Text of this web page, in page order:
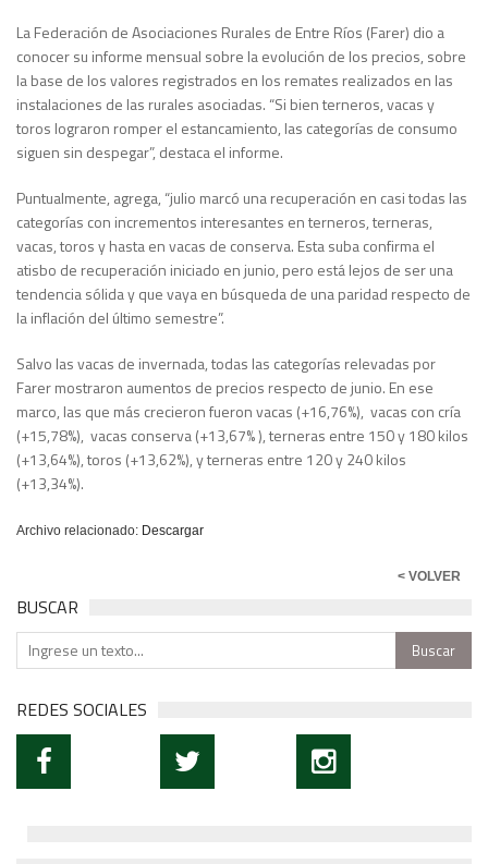
La Federación de Asociaciones Rurales de Entre Ríos (Farer) dio a
conocer su informe mensual sobre la evolución de los precios, sobre
la base de los valores registrados en los remates realizados en las
instalaciones de las rurales asociadas. “Si bien terneros, vacas y
toros lograron romper el estancamiento, las categorías de consumo
siguen sin despegar”, destaca el informe.
Puntualmente, agrega, “julio marcó una recuperación en casi todas las
categorías con incrementos interesantes en terneros, terneras,
vacas, toros y hasta en vacas de conserva. Esta suba confirma el
atisbo de recuperación iniciado en junio, pero está lejos de ser una
tendencia sólida y que vaya en búsqueda de una paridad respecto de
la inflación del último semestre”.
Salvo las vacas de invernada, todas las categorías relevadas por
Farer mostraron aumentos de precios respecto de junio. En ese
marco, las que más crecieron fueron vacas (+16,76%), vacas con cría
(+15,78%), vacas conserva (+13,67% ), terneras entre 150 y 180 kilos
(+13,64%), toros (+13,62%), y terneras entre 120 y 240 kilos
(+13,34%).
Archivo relacionado: Descargar
< VOLVER
BUSCAR
REDES SOCIALES